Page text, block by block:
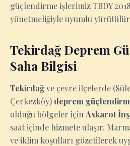
güçlendirme işlerimiz TBDY
yönetmeliğiyle uyumlu
Tekirdağ Deprem
Saha Bilgisi
Tekirdağve çevre ilçelerde
Çerkezköy) deprem
olduğu bölgeler için Askarot
saat içinde hizmete ulaşır.
ve iklim koşulları gözetilerek